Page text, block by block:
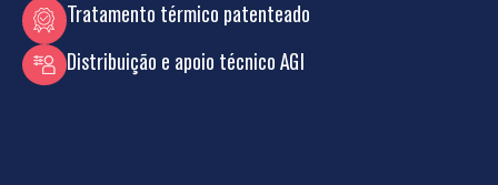
Tratamento térmico patenteado
Distribuição e apoio técnico AGI